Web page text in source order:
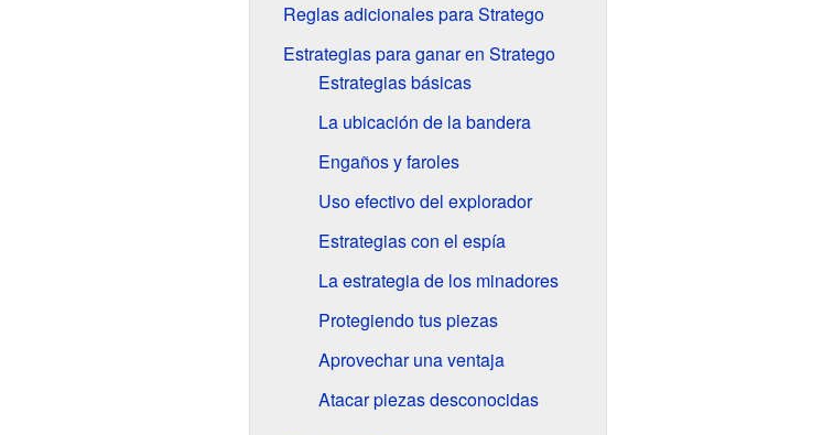
Reglas adicionales para Stratego
Estrategias para ganar en Stratego
Estrategias básicas
La ubicación de la bandera
Engaños y faroles
Uso efectivo del explorador
Estrategias con el espía
La estrategia de los minadores
Protegiendo tus piezas
Aprovechar una ventaja
Atacar piezas desconocidas